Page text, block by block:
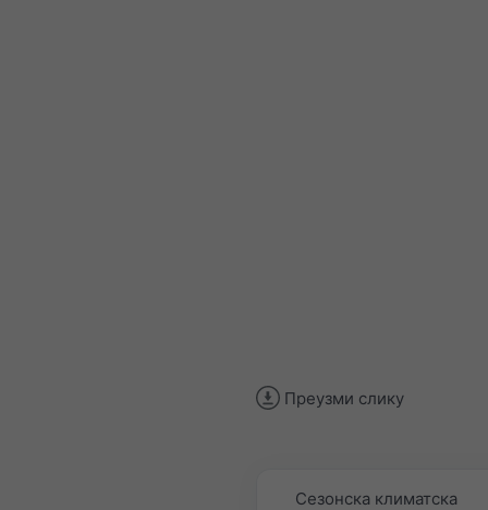
Преузми слику
Сезонска климатска